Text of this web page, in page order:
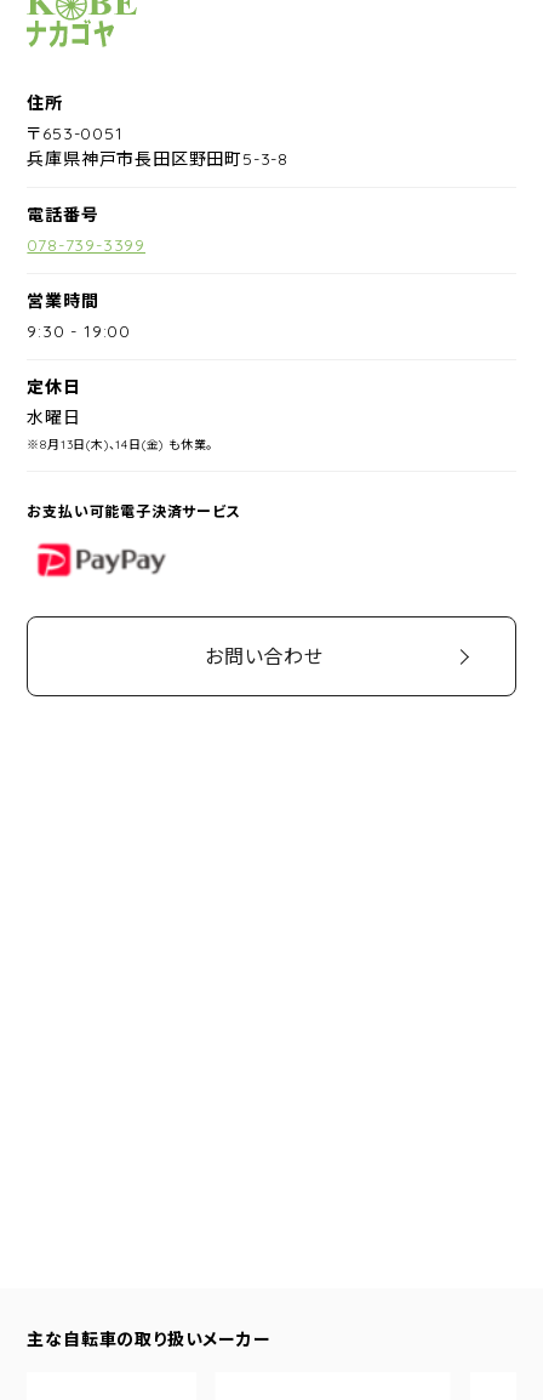
住所
〒653-0051
兵庫県神戸市長田区野田町5-3-8
電話番号
078-739-3399
営業時間
9:30 -19:00
定休日
水曜日
※8月13日(木)、14日(金) も休業。
お支払い可能電子決済サービス
PayPay
お問い合わせ
主な自転車の取り扱いメーカー